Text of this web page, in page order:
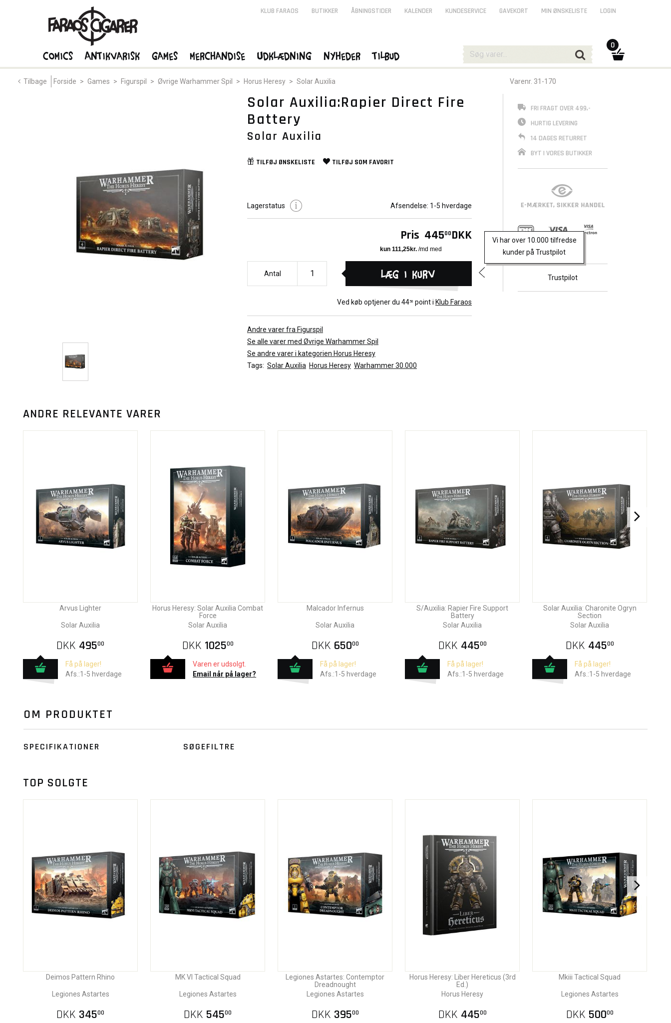
Tilbage Forside > Games > Figurspil > Øvrige Warhammer Spil > Horus Heresy > Solar Auxilia Varenr. 31-170
Solar Auxilia:Rapier Direct Fire
Battery
Solar Auxilia
TILFØJ ØNSKELISTE TILFØJ SOM FAVORIT
Lagerstatus Afsendelse: 1-5 hverdage
Pris 44500 DKK
Antal Læg i kurv
Vi har over 10.000 tilfredse
kunder på Trustpilot
Ved køb optjener du 4450 point i Klub Faraos
Andre varer fra Figurspil
Se alle varer med Øvrige Warhammer Spil
Se andre varer i kategorien Horus Heresy
Tags: Solar Auxilia Horus Heresy Warhammer 30.000
FRI FRAGT OVER 499,-
HURTIG LEVERING
14 DAGES RETURRET
BYT I VORES BUTIKKER
Trustpilot
ANDRE RELEVANTE VARER
Arvus Lighter
Solar Auxilia
DKK 49500
Få på lager!
Afs.:1-5 hverdage
Horus Heresy: Solar Auxilia Combat
Force
Solar Auxilia
DKK 102500
Varen er udsolgt.
Email når på lager?
Malcador Infernus
Solar Auxilia
DKK 65000
Få på lager!
Afs.:1-5 hverdage
S/Auxilia: Rapier Fire Support
Battery
Solar Auxilia
DKK 44500
Få på lager!
Afs.:1-5 hverdage
Solar Auxilia: Charonite Ogryn
Section
Solar Auxilia
DKK 44500
Få på lager!
Afs.:1-5 hverdage
OM PRODUKTET
SPECIFIKATIONER SØGEFILTRE
TOP SOLGTE
Deimos Pattern Rhino
Legiones Astartes
DKK 34500
MK VI Tactical Squad
Legiones Astartes
DKK 54500
Legiones Astartes: Contemptor
Dreadnought
Legiones Astartes
DKK 39500
Horus Heresy: Liber Hereticus (3rd
Ed.)
Horus Heresy
DKK 44500
Mkiii Tactical Squad
Legiones Astartes
DKK 50000
KLUB FARAOS BUTIKKER ÅBNINGSTIDER KALENDER KUNDESERVICE GAVEKORT MIN ØNSKELISTE LOGIN
Comics Antikvarisk Games Merchandise Udklædning Nyheder Tilbud
0